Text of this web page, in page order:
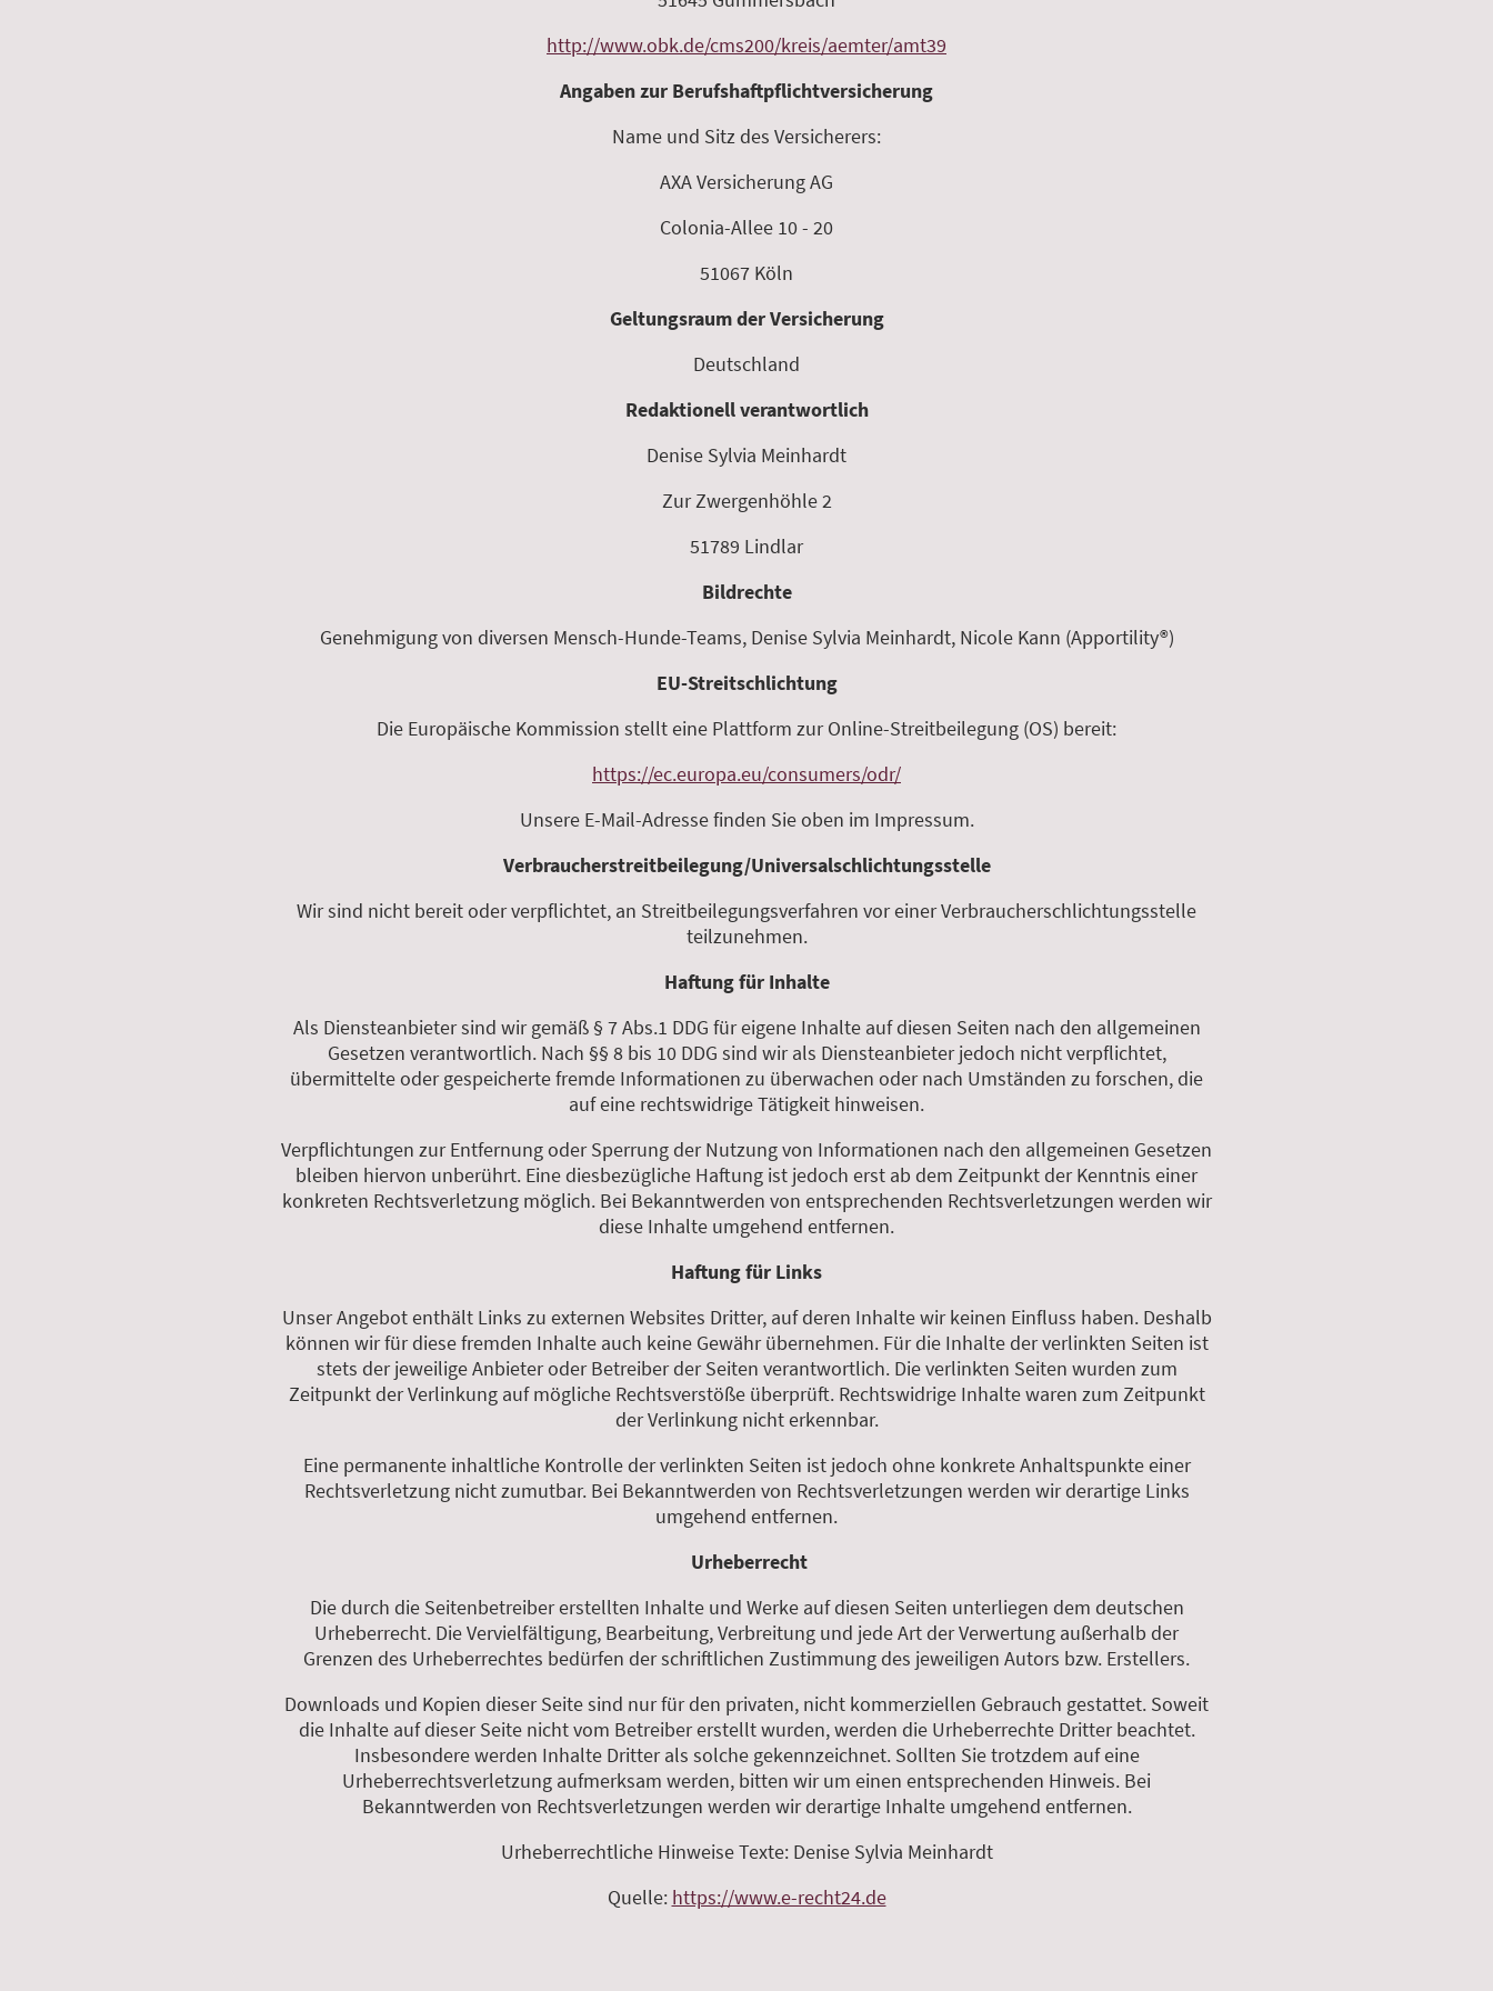
http://www.obk.de/cms200/kreis/aemter/amt39
Angaben zur Berufshaftpflichtversicherung
Name und Sitz des Versicherers:
AXA Versicherung AG
Colonia-Allee 10 - 20
51067 Köln
Geltungsraum der Versicherung
Deutschland
Redaktionell verantwortlich
Denise Sylvia Meinhardt
Zur Zwergenhöhle 2
51789 Lindlar
Bildrechte
Genehmigung von diversen Mensch-Hunde-Teams, Denise Sylvia Meinhardt, Nicole Kann (Apportility®)
EU-Streitschlichtung
Die Europäische Kommission stellt eine Plattform zur Online-Streitbeilegung (OS) bereit:
https://ec.europa.eu/consumers/odr/
Unsere E-Mail-Adresse finden Sie oben im Impressum.
Verbraucherstreitbeilegung/Universalschlichtungsstelle
Wir sind nicht bereit oder verpflichtet, an Streitbeilegungsverfahren vor einer Verbraucherschlichtungsstelle
teilzunehmen.
Haftung für Inhalte
Als Diensteanbieter sind wir gemäß § 7 Abs.1 DDG für eigene Inhalte auf diesen Seiten nach den allgemeinen
Gesetzen verantwortlich. Nach §§ 8 bis 10 DDG sind wir als Diensteanbieter jedoch nicht verpflichtet,
übermittelte oder gespeicherte fremde Informationen zu überwachen oder nach Umständen zu forschen, die
auf eine rechtswidrige Tätigkeit hinweisen.
Verpflichtungen zur Entfernung oder Sperrung der Nutzung von Informationen nach den allgemeinen Gesetzen
bleiben hiervon unberührt. Eine diesbezügliche Haftung ist jedoch erst ab dem Zeitpunkt der Kenntnis einer
konkreten Rechtsverletzung möglich. Bei Bekanntwerden von entsprechenden Rechtsverletzungen werden wir
diese Inhalte umgehend entfernen.
Haftung für Links
Unser Angebot enthält Links zu externen Websites Dritter, auf deren Inhalte wir keinen Einfluss haben. Deshalb
können wir für diese fremden Inhalte auch keine Gewähr übernehmen. Für die Inhalte der verlinkten Seiten ist
stets der jeweilige Anbieter oder Betreiber der Seiten verantwortlich. Die verlinkten Seiten wurden zum
Zeitpunkt der Verlinkung auf mögliche Rechtsverstöße überprüft. Rechtswidrige Inhalte waren zum Zeitpunkt
der Verlinkung nicht erkennbar.
Eine permanente inhaltliche Kontrolle der verlinkten Seiten ist jedoch ohne konkrete Anhaltspunkte einer
Rechtsverletzung nicht zumutbar. Bei Bekanntwerden von Rechtsverletzungen werden wir derartige Links
umgehend entfernen.
Urheberrecht
Die durch die Seitenbetreiber erstellten Inhalte und Werke auf diesen Seiten unterliegen dem deutschen
Urheberrecht. Die Vervielfältigung, Bearbeitung, Verbreitung und jede Art der Verwertung außerhalb der
Grenzen des Urheberrechtes bedürfen der schriftlichen Zustimmung des jeweiligen Autors bzw. Erstellers.
Downloads und Kopien dieser Seite sind nur für den privaten, nicht kommerziellen Gebrauch gestattet. Soweit
die Inhalte auf dieser Seite nicht vom Betreiber erstellt wurden, werden die Urheberrechte Dritter beachtet.
Insbesondere werden Inhalte Dritter als solche gekennzeichnet. Sollten Sie trotzdem auf eine
Urheberrechtsverletzung aufmerksam werden, bitten wir um einen entsprechenden Hinweis. Bei
Bekanntwerden von Rechtsverletzungen werden wir derartige Inhalte umgehend entfernen.
Urheberrechtliche Hinweise Texte: Denise Sylvia Meinhardt
Quelle: https://www.e-recht24.de